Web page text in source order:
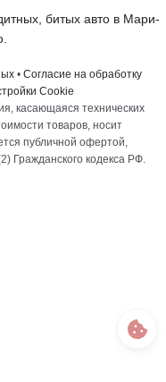
битых авто в Мари-
• Согласие на обработку
Cookie
касающаяся технических
товаров, носит
публичной офертой,
Гражданского кодекса РФ.